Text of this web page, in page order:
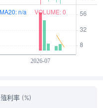
殖利率 (%)